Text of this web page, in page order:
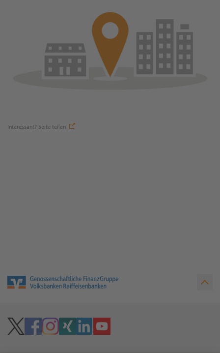
Interessant? Seite teilen